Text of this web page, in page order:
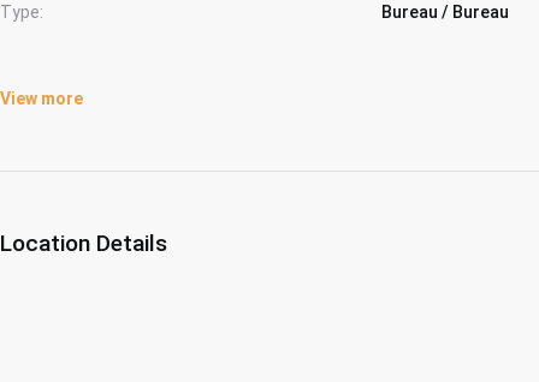
Type: Bureau / Bureau
View more
Location Details